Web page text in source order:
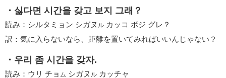
・싫다면 시간을 갖고 보지 그래？
読み：シルタミョン シガヌ ル カッコ ボジ グレ？
訳：気に入らないなら、距離を置いてみればいいんじゃない？
・우리 좀 시간을 갖자.
読み：ウリ チョ ム シガヌ ル カッチャ